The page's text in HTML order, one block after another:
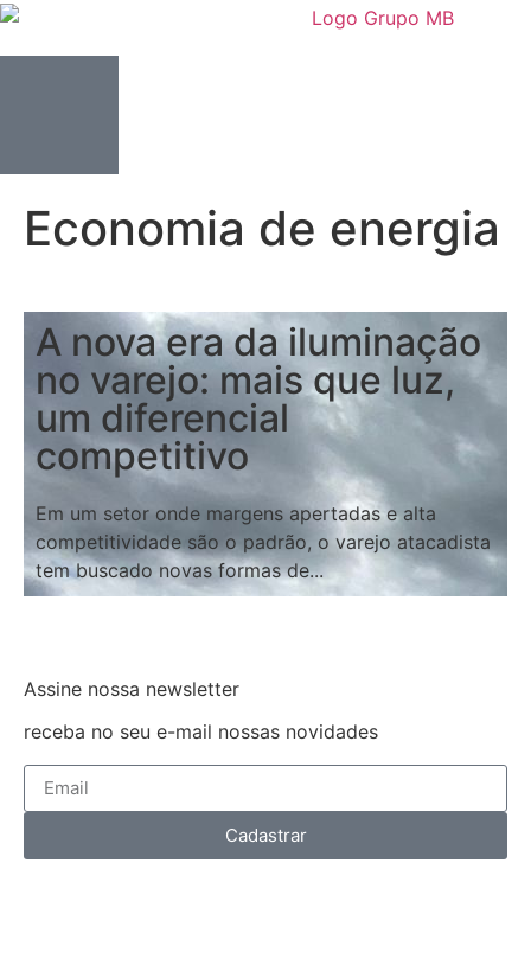
Economia de energia
A nova era da iluminação
no varejo: mais que luz,
um diferencial
competitivo
Em um setor onde margens apertadas e alta
competitividade são o padrão, o varejo atacadista
tem buscado novas formas de...
Assine nossa newsletter
receba no seu e-mail nossas novidades
Cadastrar